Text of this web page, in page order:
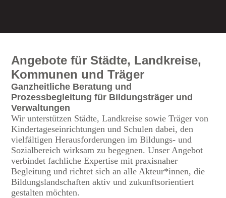
Angebote für Städte, Landkreise,
Kommunen und Träger
Ganzheitliche Beratung und
Prozessbegleitung für Bildungsträger und
Verwaltungen
Wir unterstützen Städte, Landkreise sowie Träger von
Kindertageseinrichtungen und Schulen dabei, den
vielfältigen Herausforderungen im Bildungs- und
Sozialbereich wirksam zu begegnen. Unser Angebot
verbindet fachliche Expertise mit praxisnaher
Begleitung und richtet sich an alle Akteur*innen, die
Bildungslandschaften aktiv und zukunftsorientiert
gestalten möchten.